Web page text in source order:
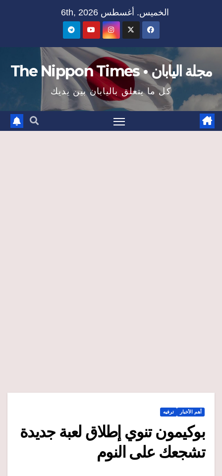
الخميس. أغسطس 6th, 2026
مجلة اليابان • The Nippon Times
كل ما يتعلق باليابان بين يديك
أهم الأخبار ترفيه
بوكيمون تنوي إطلاق لعبة جديدة
تشجعك على النوم